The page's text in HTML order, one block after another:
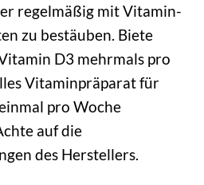
regelmäßig mit Vitamin-
zu bestäuben. Biete
D3 mehrmals pro
Vitaminpräparat für
pro Woche
auf die
des Herstellers.